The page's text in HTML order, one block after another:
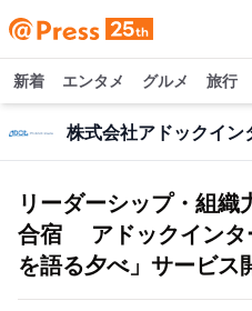
新着 エンタメ グルメ 旅行
リーダーシップ・組織
合宿 アドックインタ
を語る夕べ」サービス